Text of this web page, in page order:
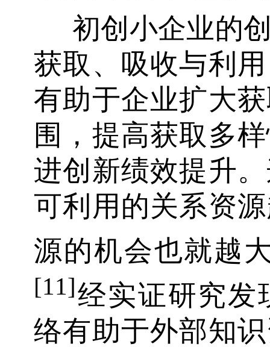
初创小企业的
获取、吸收与利
有助于企业扩大
围，提高获取多
进创新绩效提升
可利用的关系资
源的机会也就越
[11]经实证研究发
络有助于外部知